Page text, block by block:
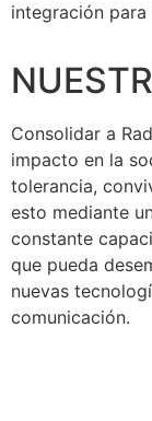
integración
Consolidar a
impacto en la
tolerancia,
esto mediante
constante
que pueda
nuevas
comunicación.